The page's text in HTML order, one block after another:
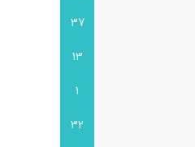
37
13
1
32